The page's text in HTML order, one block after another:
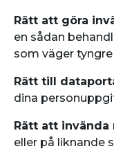
Rätt att göra
en sådan
som väger
Rätt till
dina
Rätt att
eller på liknande